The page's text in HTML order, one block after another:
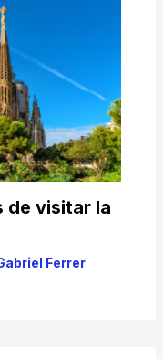
de visitar la
Ferrer